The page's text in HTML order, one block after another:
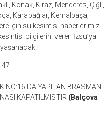
Konak, Kiraz, Menderes, Çiğli,
Karabağlar, Kemalpaşa,
için su kesintisi haberlerimiz
bilgilerini veren İzsu’ya
NO:16 DA YAPILAN BRASMAN
KAPATILMISTIR (Balçova